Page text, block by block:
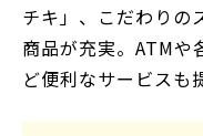
チキ」、こだわりの
商品が充実。ATMや
ど便利なサービスも